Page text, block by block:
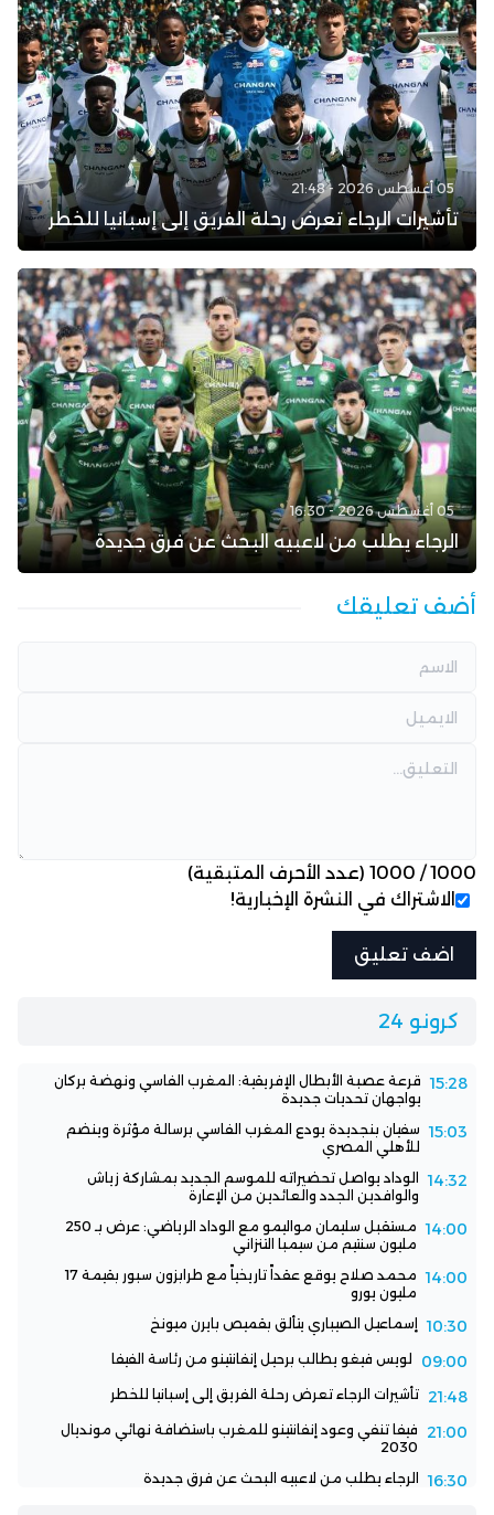
05 أغسطس 2026 - 21:48
تأشيرات الرجاء تعرض رحلة الفريق إلى إسبانيا للخطر
05 أغسطس 2026 - 16:30
الرجاء يطلب من لاعبيه البحث عن فرق جديدة
أضف تعليقك
1000
/
1000 (عدد الأحرف المتبقية)
الاشتراك في النشرة الإخبارية!
كرونو 24
15:28 قرعة عصبة الأبطال الإفريقية: المغرب الفاسي ونهضة بركان
يواجهان تحديات جديدة
15:03 سفيان بنجديدة يودع المغرب الفاسي برسالة مؤثرة وينضم
للأهلي المصري
14:32
الوداد يواصل تحضيراته للموسم الجديد بمشاركة زياش
والوافدين الجدد والعائدين من الإعارة
14:00
مستقبل سليمان مواليمو مع الوداد الرياضي: عرض بـ 250
مليون سنتيم من سيمبا التنزاني
14:00
محمد صلاح يوقع عقداً تاريخياً مع طرابزون سبور بقيمة 17
مليون يورو
10:30 إسماعيل الصيباري يتألق بقميص بايرن ميونخ
09:00 لويس فيغو يطالب برحيل إنفانتينو من رئاسة الفيفا
21:48 تأشيرات الرجاء تعرض رحلة الفريق إلى إسبانيا للخطر
21:00
فيفا تنفي وعود إنفانتينو للمغرب باستضافة نهائي مونديال
2030
16:30 الرجاء يطلب من لاعبيه البحث عن فرق جديدة